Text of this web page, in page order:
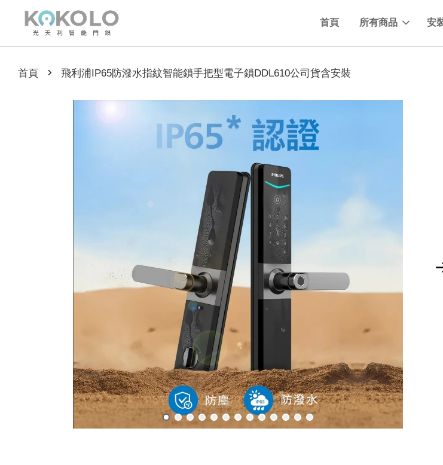
首頁 所有商品 安
首頁 › 飛利浦IP65防潑水指紋智能鎖手把型電子鎖DDL610公司貨含安裝